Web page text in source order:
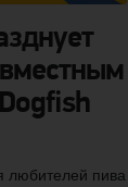
любителей пива